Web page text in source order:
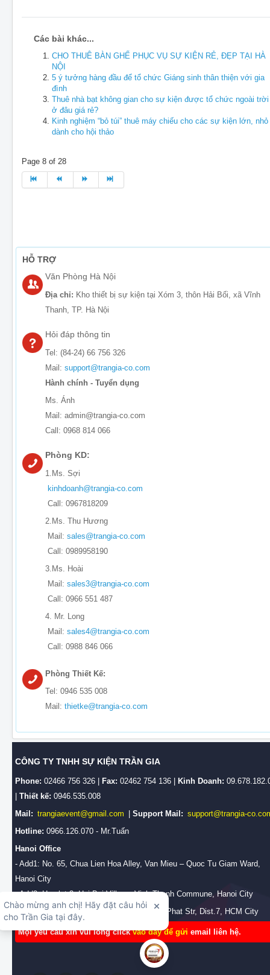
Các bài khác...
CHO THUÊ BÀN GHẾ PHỤC VỤ SỰ KIỆN RẺ, ĐẸP TẠI HÀ
NỘI
5 ý tưởng hàng đầu để tổ chức Giáng sinh thân thiện với gia
đình
Thuê nhà bạt không gian cho sự kiện được tổ chức ngoài trời
ở đâu giá rẻ?
Kinh nghiệm “bỏ túi” thuê máy chiếu cho các sự kiện lớn, nhỏ
dành cho hội thảo
Page 8 of 28
HỖ TRỢ
Văn Phòng Hà Nội
Địa chỉ: Kho thiết bị sự kiện tại Xóm 3, thôn Hải Bối, xã Vĩnh
Thanh, TP. Hà Nội
Hỏi đáp thông tin
Tel: (84-24) 66 756 326
Mail: support@trangia-co.com
Hành chính - Tuyển dụng
Ms. Ánh
Mail: admin@trangia-co.com
Call: 0968 814 066
Phòng KD:
1.Ms. Sợi
kinhdoanh@trangia-co.com
Call: 0967818209
2.Ms. Thu Hương
Mail: sales@trangia-co.com
Call: 0989958190
3.Ms. Hoài
Mail: sales3@trangia-co.com
Call: 0966 551 487
4. Mr. Long
Mail: sales4@trangia-co.com
Call: 0988 846 066
Phòng Thiết Kế:
Tel: 0946 535 008
Mail: thietke@trangia-co.com
CÔNG TY TNHH SỰ KIỆN TRẦN GIA
Phone: 02466 756 326 | Fax: 02462 754 136 | Kinh Doanh:
Thiết kế: 0946.535.008
Mail: trangiaevent@gmail.com Support Mail: support@trangia-
Hotline: 0966.126.070 - Mr.Tuấn
Hanoi Office
- Add1: No. 65, Chua Lien Hoa Alley, Van Mieu – Quoc Tu Giam Ward,
Hanoi City
- Add2: Hamlet 3, Hai Boi Village, Vinh Thanh Commune, Hanoi City
HCM Branch Office:
No.28/2b, Huynh Tan Phat Str, Dist.7, HCM City
Mọi yêu cầu xin vui lòng clickvào đây để gửi email liên hệ.